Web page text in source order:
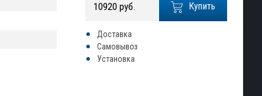
Купить
10920 руб.
Доставка
Самовывоз
Установка